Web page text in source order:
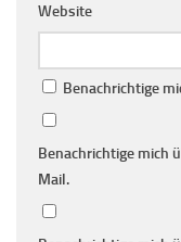
Website
Benachrichtige
Benachrichtige mich
Mail.